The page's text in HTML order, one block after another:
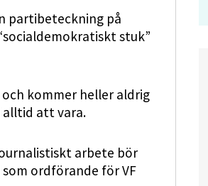
partibeteckning på
stuk”
kommer heller aldrig
alltid att vara.
arbete bör
ordförande för VF